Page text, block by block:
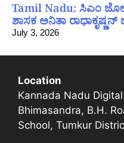
Tamil Nadu: ಸಿಎಂ
ಶಾಸಕ ಅನಿತಾ
July 3, 2026
Location
Kannada Nadu
Bhimasandra, B.H.
School, Tumkur